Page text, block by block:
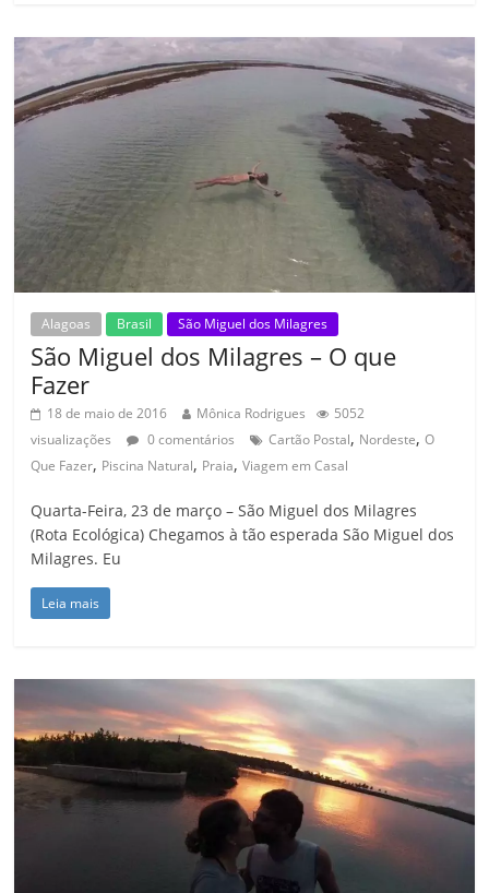
Alagoas Brasil São Miguel dos Milagres
São Miguel dos Milagres – O que
Fazer
18 de maio de 2016 Mônica Rodrigues
5052
visualizações
0 comentários Cartão Postal, Nordeste,O
Que Fazer, Piscina Natural, Praia,Viagem em Casal
Quarta-Feira, 23 de março – São Miguel dos Milagres
(Rota Ecológica) Chegamos à tão esperada São Miguel dos
Milagres. Eu
Leia mais